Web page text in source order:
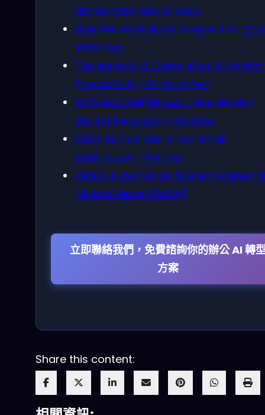
announces new AI tools
AI in the workplace: A report for
McKinsey
The Impact of Generative AI on
Productivity | St. Louis Fed
Artificial Intelligence – Worldwide |
Market Forecast – Statista
2025 AI Predictions For Small
Businesses – Forbes
Office Automation System Market
Global Report [2035]
立即聯絡我們，免費諮詢你的辦公 AI 轉
方案
Share this content: